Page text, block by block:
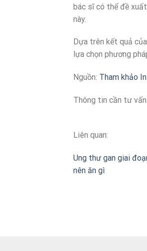
bác sĩ có thể đề
này.
Dựa trên kết quả
lựa chọn phương
Nguồn: Tham khảo
Thông tin cần tư
Liên quan:
Ung thư gan giai
nên ăn gì